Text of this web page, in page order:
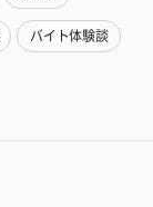
バイト体験談